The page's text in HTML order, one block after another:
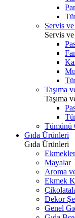
Servis
Servis
Taşıma
Taşıma
Tümünü
Gıda Ürünleri
Gıda Ürünleri
Ekmekler
Mayalar
Aroma
Ekmek
Dekor
Genel